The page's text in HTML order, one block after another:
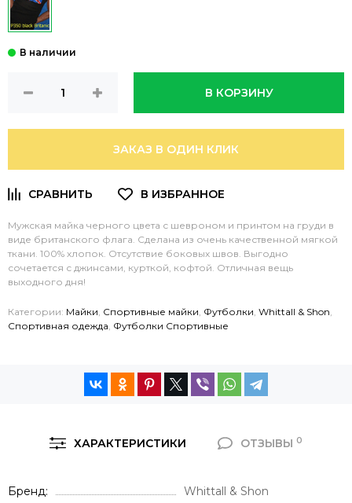
В КОРЗИНУ
ЗАКАЗ В ОДИН КЛИК
Мужская майка черного цвета с шевроном и принтом на груди в
виде британского флага. Сделана из очень качественной мягкой
ткани. 100% хлопок. Отсутствие боковых швов. Выгодно
сочетается с джинсами, курткой, кофтой. Отличная вещь
выходного дня!
Категории: Майки, Спортивные майки, Футболки, Whittall & Shon,
Спортивная одежда, Футболки Спортивные
ХАРАКТЕРИСТИКИ ОТЗЫВЫ 0
Бренд Whittall & Shon